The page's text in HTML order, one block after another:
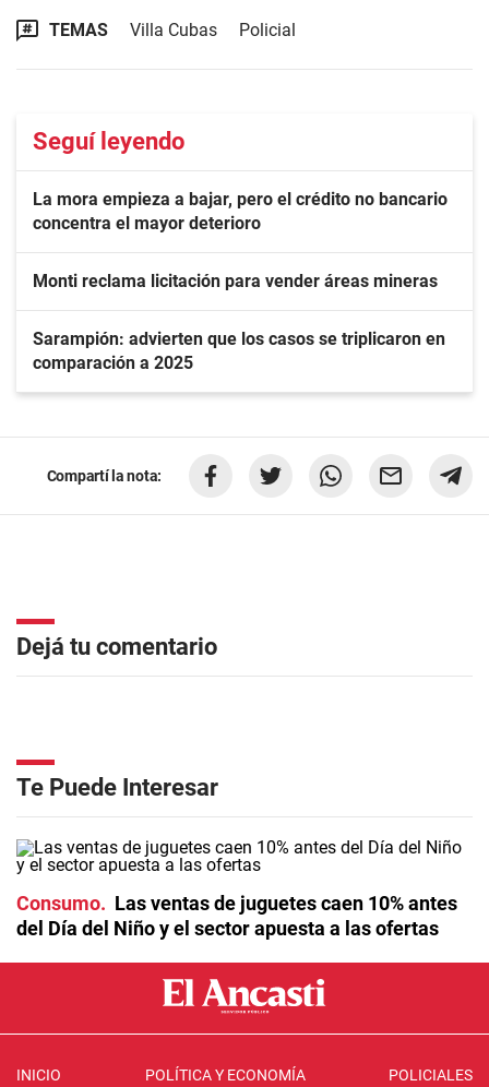
TEMAS Villa Cubas Policial
Seguí leyendo
La mora empieza a bajar, pero el crédito no bancario
concentra el mayor deterioro
Monti reclama licitación para vender áreas mineras
Sarampión: advierten que los casos se triplicaron en
comparación a 2025
Compartí la nota:
Dejá tu comentario
Te Puede Interesar
Consumo
Las ventas de juguetes caen 10% antes
del Día del Niño y el sector apuesta a las ofertas
INICIO POLÍTICA Y ECONOMÍA POLICIALES